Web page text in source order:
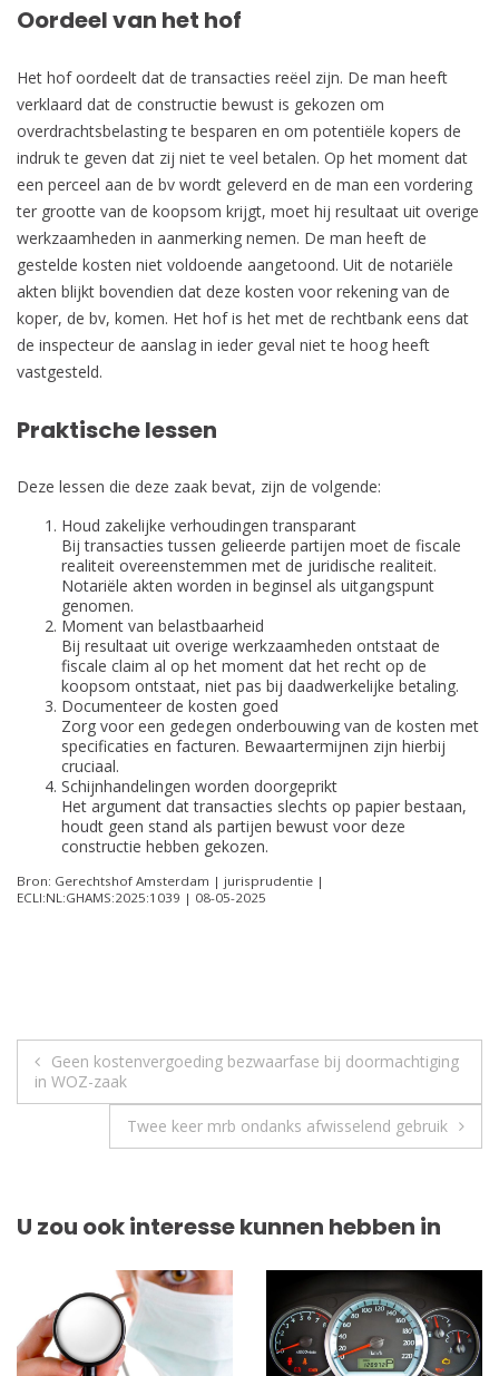
Oordeel van het hof
Het hof oordeelt dat de transacties reëel zijn. De man heeft
verklaard dat de constructie bewust is gekozen om
overdrachtsbelasting te besparen en om potentiële kopers de
indruk te geven dat zij niet te veel betalen. Op het moment dat
een perceel aan de bv wordt geleverd en de man een vordering
ter grootte van de koopsom krijgt, moet hij resultaat uit overige
werkzaamheden in aanmerking nemen. De man heeft de
gestelde kosten niet voldoende aangetoond. Uit de notariële
akten blijkt bovendien dat deze kosten voor rekening van de
koper, de bv, komen. Het hof is het met de rechtbank eens dat
de inspecteur de aanslag in ieder geval niet te hoog heeft
vastgesteld.
Praktische lessen
Deze lessen die deze zaak bevat, zijn de volgende:
Houd zakelijke verhoudingen transparant
Bij transacties tussen gelieerde partijen moet de fiscale
realiteit overeenstemmen met de juridische realiteit.
Notariële akten worden in beginsel als uitgangspunt
genomen.
Moment van belastbaarheid
Bij resultaat uit overige werkzaamheden ontstaat de
fiscale claim al op het moment dat het recht op de
koopsom ontstaat, niet pas bij daadwerkelijke betaling.
Documenteer de kosten goed
Zorg voor een gedegen onderbouwing van de kosten met
specificaties en facturen. Bewaartermijnen zijn hierbij
cruciaal.
Schijnhandelingen worden doorgeprikt
Het argument dat transacties slechts op papier bestaan,
houdt geen stand als partijen bewust voor deze
constructie hebben gekozen.
Bron: Gerechtshof Amsterdam | jurisprudentie |
ECLI:NL:GHAMS:2025:1039 | 08-05-2025
Berichtnavigatie
Geen kostenvergoeding bezwaarfase bij doormachtiging
in WOZ-zaak
Twee keer mrb ondanks afwisselend gebruik
U zou ook interesse kunnen hebben in